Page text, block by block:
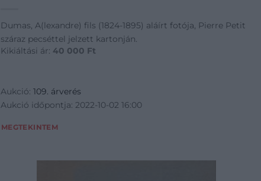
Dumas, A(lexandre) fils (1824-1895) aláírt fotója, Pierre Petit
száraz pecséttel jelzett kartonján.
Kikiáltási ár: 40 000 Ft
Aukció:109. árverés
Aukció időpontja: 2022-10-02 16:00
MEGTEKINTEM